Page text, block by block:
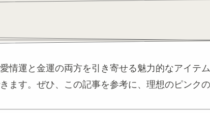
情運と金運の両方を引き寄せる魅力的なアイ
ます。ぜひ、この記事を参考に、理想のピンク